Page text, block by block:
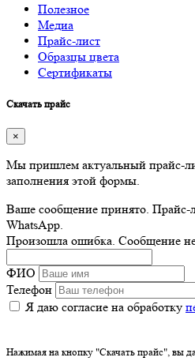
Полезное
Медиа
Прайс-лист
Образцы цвета
Сертификаты
Скачать прайс
×
Мы пришлем актуальный прайс-
заполнения этой формы.
Ваше сообщение принято. Прайс-
WhatsApp.
Произошла ошибка. Сообщение
ФИО
Телефон
Я даю согласие на обработку
Нажимая на кнопку "Скачать прайс", вы